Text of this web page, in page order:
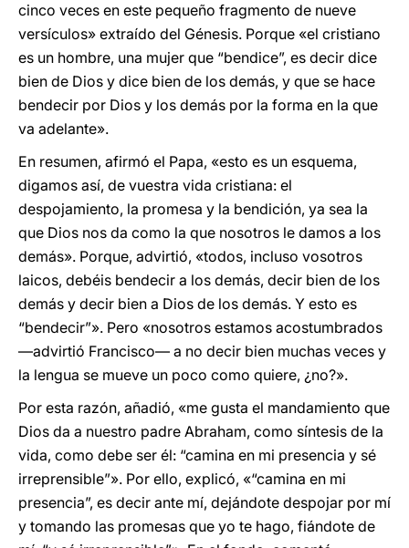
cinco veces en este pequeño fragmento de nueve
versículos» extraído del Génesis. Porque «el cristiano
es un hombre, una mujer que “bendice”, es decir dice
bien de Dios y dice bien de los demás, y que se hace
bendecir por Dios y los demás por la forma en la que
va adelante».
En resumen, afirmó el Papa, «esto es un esquema,
digamos así, de vuestra vida cristiana: el
despojamiento, la promesa y la bendición, ya sea la
que Dios nos da como la que nosotros le damos a los
demás». Porque, advirtió, «todos, incluso vosotros
laicos, debéis bendecir a los demás, decir bien de los
demás y decir bien a Dios de los demás. Y esto es
“bendecir”». Pero «nosotros estamos acostumbrados
—advirtió Francisco— a no decir bien muchas veces y
la lengua se mueve un poco como quiere, ¿no?».
Por esta razón, añadió, «me gusta el mandamiento que
Dios da a nuestro padre Abraham, como síntesis de la
vida, como debe ser él: “camina en mi presencia y sé
irreprensible”». Por ello, explicó, «“camina en mi
presencia”, es decir ante mí, dejándote despojar por mí
y tomando las promesas que yo te hago, fiándote de